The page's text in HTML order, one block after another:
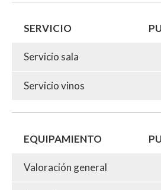
SERVICIO
Servicio sala
Servicio vinos
EQUIPAMIENTO
Valoración general